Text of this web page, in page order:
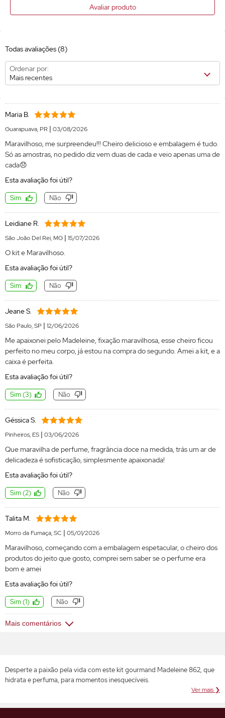
Avaliar produto
Todas avaliações (8)
Ordenar por:
Mais recentes
Maria B.
Guarapuava, PR | 03/08/2026
Maravilhoso, me surpreendeu!!! Cheiro delicioso e embalagem é tudo.
Só as amostras, no pedido diz vem duas de cada e veio apenas uma de
cada😞
Esta avaliação foi útil?
Sim Não
Leidiane R.
São João Del Rei, MG | 15/07/2026
O kit e Maravilhoso.
Esta avaliação foi útil?
Sim Não
Jeane S.
São Paulo, SP | 12/06/2026
Me apaixonei pelo Madeleine, fixação maravilhosa, esse cheiro ficou
perfeito no meu corpo, já estou na compra do segundo. Amei a kit, e a
caixa é perfeita.
Esta avaliação foi útil?
Sim(3) Não
Géssica S.
Pinheiros, ES | 03/06/2026
Que maravilha de perfume, fragrância doce na medida, trás um ar de
delicadeza é sofisticação, simplesmente apaixonada!
Esta avaliação foi útil?
Sim(2) Não
Talita M.
Morro da Fumaça, SC | 05/01/2026
Maravilhoso, começando com a embalagem espetacular, o cheiro dos
produtos do jeito que gosto, comprei sem saber se o perfume era
bom e amei
Esta avaliação foi útil?
Sim(1) Não
Mais comentários
Desperte a paixão pela vida com este kit gourmand Madeleine 862, que
hidrata e perfuma, para momentos inesquecíveis.
Ver mais ❯